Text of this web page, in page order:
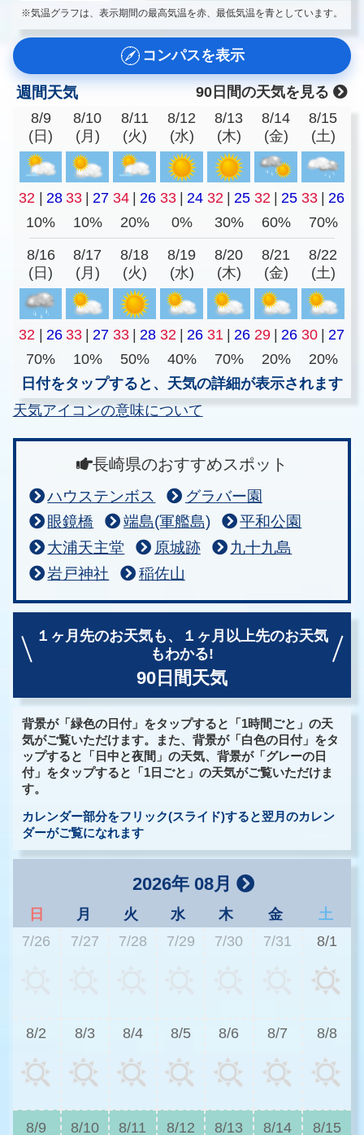
※気温グラフは、表示期間の最高気温を赤、最低気温を青としています。
コンパスを表示
週間天気
90日間の天気を見る
8/9
(日)
8/10
(月)
8/11
(火)
8/12
(水)
8/13
(木)
8/14
(金)
8/15
(土)
32 | 28 33 | 27 34 | 26 33 | 24 32 | 25 32 | 25 33 | 26
10%
10% 20% 0% 30% 60% 70%
8/16
(日)
8/17
(月)
8/18
(火)
8/19
(水)
8/20
(木)
8/21
(金)
8/22
(土)
32 | 26 33 | 27 33 | 28 32 | 26 31 | 26 29 | 26 30 | 27
70%
10% 50% 40% 70% 20%
20%
日付をタップすると、天気の詳細が表示されます
天気アイコンの意味について
長崎県のおすすめスポット
ハウステンボス
グラバー園
眼鏡橋
端島(軍艦島)
平和公園
大浦天主堂
原城跡
九十九島
岩戸神社
稲佐山
１ヶ月先のお天気も、
１ヶ月以上先のお天気
もわかる!
90日間天気
背景が「緑色の日付」をタップすると「1時間ごと」の天
気がご覧いただけます。また、背景が「白色の日付」をタ
ップすると「日中と夜間」の天気、背景が「グレーの日
付」をタップすると「1日ごと」の天気がご覧いただけま
す。
カレンダー部分をフリック(スライド)すると翌月のカレン
ダーがご覧になれます
2026年 08月
日 月 火 水 木 金
土
7/26
7/27 7/28 7/29 7/30 7/31 8/1
8/2 8/3 8/4 8/5 8/6 8/7 8/8
8/9 8/10 8/11 8/12 8/13 8/14 8/15